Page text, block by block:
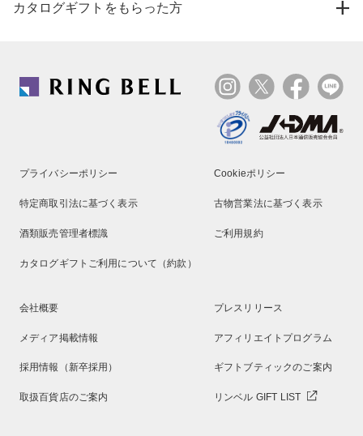
カタログギフトをもらった方
プライバシーポリシー Cookieポリシー
特定商取引法に基づく表示 古物営業法に基づく表示
酒類販売管理者標識 ご利用規約
カタログギフトご利用について（約款）
会社概要 プレスリリース
メディア掲載情報 アフィリエイトプログラム
採用情報（新卒採用） ギフトブティックのご案内
取扱百貨店のご案内 リンベル GIFT LIST